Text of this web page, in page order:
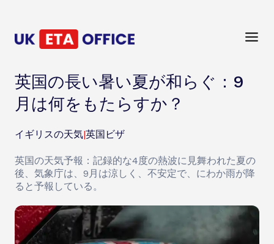
英国の長い暑い夏が和らぐ：9
月は何をもたらすか？
イギリスの天気|英国ビザ
英国の天気予報：記録的な4度の熱波に見舞われた夏の
後、気象庁は、9月は涼しく、不安定で、にわか雨が降
ると予報している。